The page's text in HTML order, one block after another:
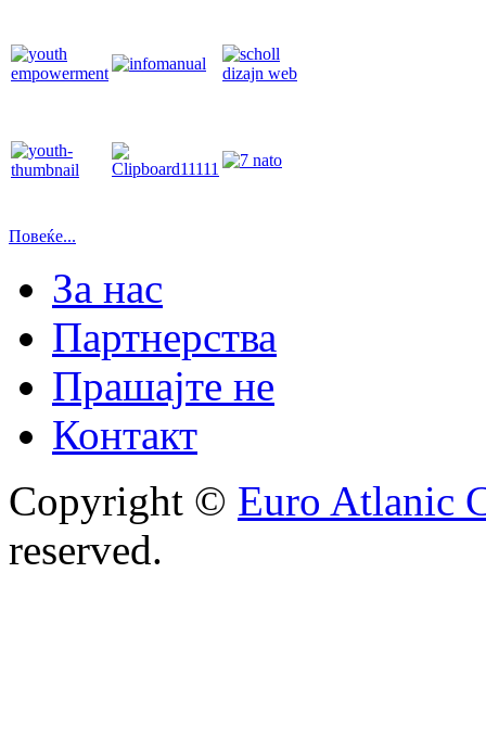
Повеќе...
За нас
Партнерства
Прашајте не
Контакт
Copyright © Euro Atlanic
reserved.